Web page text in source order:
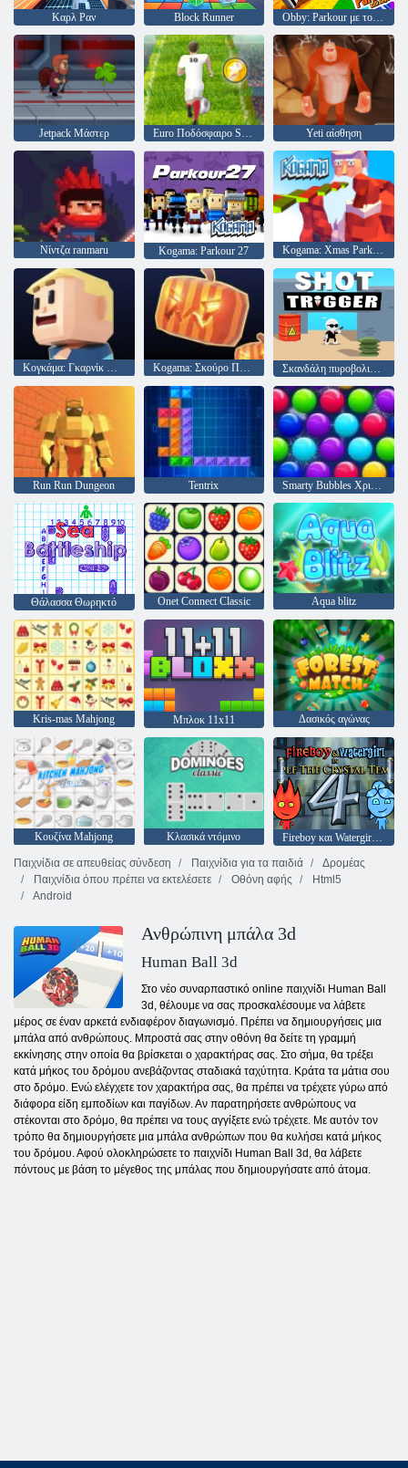
Καρλ Ραν Block Runner Obby: Parkour με τον Ragdoll
Jetpack Μάστερ Euro Ποδόσφαιρο Sprint Yeti αίσθηση
Νίντζα ranmaru Kogama: Parkour 27 Kogama: Xmas Parkour
Σκανδάλη πυροβολισμού
Run Run Dungeon Tentrix
Θάλασσα Θωρηκτό Onet Connect Classic Aqua blitz
Kris-mas Mahjong Μπλοκ 11x11 Δασικός αγώνας
Κουζίνα Mahjong Κλασικά ντόμινο
Fireboy και Watergirl 4: Crystal Temple
Παιχνίδια σε απευθείας σύνδεση
Παιχνίδια για τα παιδιά
Δρομέας
Παιχνίδια όπου πρέπει να εκτελέσετε
Οθόνη αφής
Html5
Android
Ανθρώπινη μπάλα 3d
Human Ball 3d
Στο νέο συναρπαστικό online παιχνίδι Human Ball
3d, θέλουμε να σας προσκαλέσουμε να λάβετε
μέρος σε έναν αρκετά ενδιαφέρον διαγωνισμό. Πρέπει να δημιουργήσεις μια
μπάλα από ανθρώπους. Μπροστά σας στην οθόνη θα δείτε τη γραμμή
εκκίνησης στην οποία θα βρίσκεται ο χαρακτήρας σας. Στο σήμα, θα τρέξει
κατά μήκος του δρόμου ανεβάζοντας σταδιακά ταχύτητα. Κράτα τα μάτια σου
στο δρόμο. Ενώ ελέγχετε τον χαρακτήρα σας, θα πρέπει να τρέχετε γύρω από
διάφορα είδη εμποδίων και παγίδων. Αν παρατηρήσετε ανθρώπους να
στέκονται στο δρόμο, θα πρέπει να τους αγγίξετε ενώ τρέχετε. Με αυτόν τον
τρόπο θα δημιουργήσετε μια μπάλα ανθρώπων που θα κυλήσει κατά μήκος
του δρόμου. Αφού ολοκληρώσετε το παιχνίδι Human Ball 3d, θα λάβετε
πόντους με βάση το μέγεθος της μπάλας που δημιουργήσατε από άτομα.